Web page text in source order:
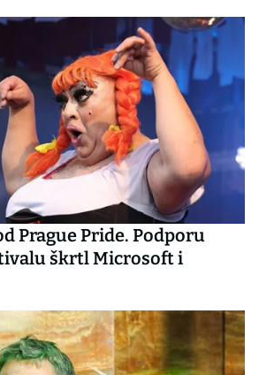
Prague Pride. Podporu
škrtl Microsoft i